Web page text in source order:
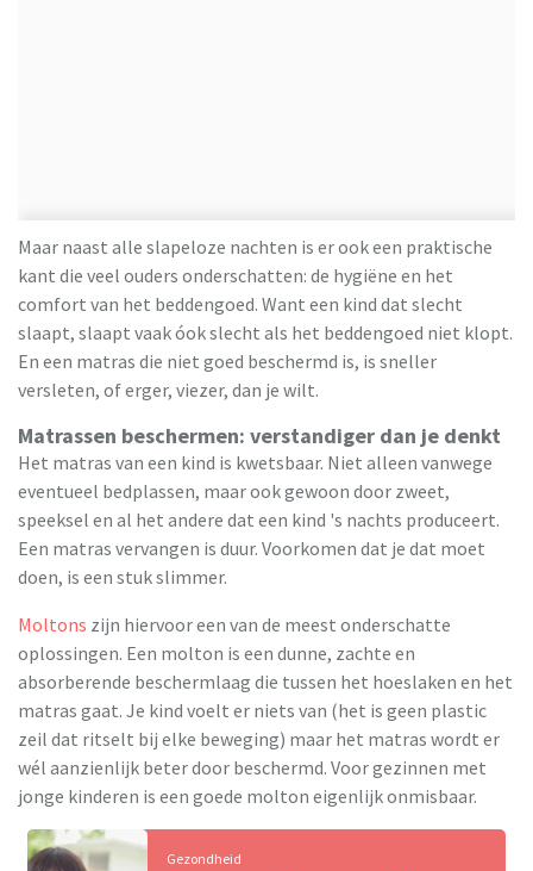
Maar naast alle slapeloze nachten is er ook een praktische
kant die veel ouders onderschatten: de hygiëne en het
comfort van het beddengoed. Want een kind dat slecht
slaapt, slaapt vaak óok slecht als het beddengoed niet klopt.
En een matras die niet goed beschermd is, is sneller
versleten, of erger, viezer, dan je wilt.
Matrassen beschermen: verstandiger dan je denkt
Het matras van een kind is kwetsbaar. Niet alleen vanwege
eventueel bedplassen, maar ook gewoon door zweet,
speeksel en al het andere dat een kind 's nachts produceert.
Een matras vervangen is duur. Voorkomen dat je dat moet
doen, is een stuk slimmer.
Moltons zijn hiervoor een van de meest onderschatte
oplossingen. Een molton is een dunne, zachte en
absorberende beschermlaag die tussen het hoeslaken en het
matras gaat. Je kind voelt er niets van (het is geen plastic
zeil dat ritselt bij elke beweging) maar het matras wordt er
wél aanzienlijk beter door beschermd. Voor gezinnen met
jonge kinderen is een goede molton eigenlijk onmisbaar.
Gezondheid